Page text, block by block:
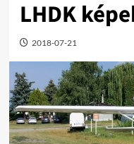
LHDK
2018-07-21